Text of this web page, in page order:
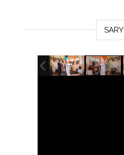
SARY